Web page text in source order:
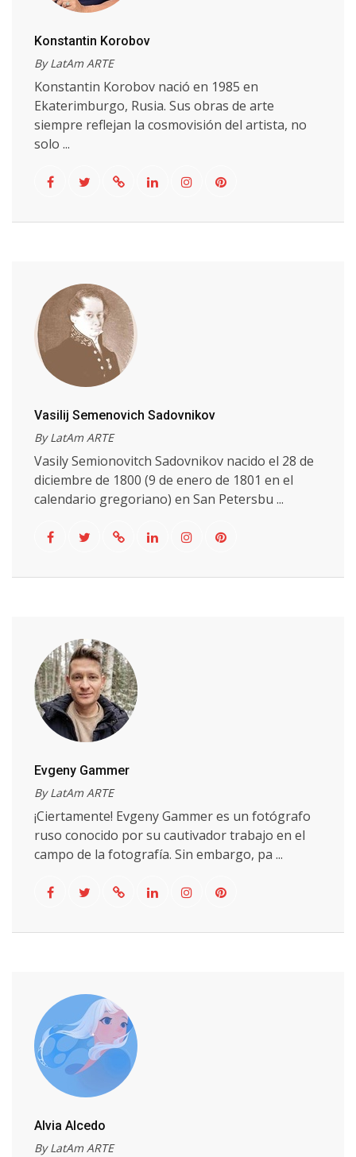
Konstantin Korobov
By LatAm ARTE
Konstantin Korobov nació en 1985 en
Ekaterimburgo, Rusia. Sus obras de arte
siempre reflejan la cosmovisión del artista, no
solo ...
Vasilij Semenovich Sadovnikov
By LatAm ARTE
Vasily Semionovitch Sadovnikov nacido el 28 de
diciembre de 1800 (9 de enero de 1801 en el
calendario gregoriano) en San Petersbu ...
Evgeny Gammer
By LatAm ARTE
¡Ciertamente! Evgeny Gammer es un fotógrafo
ruso conocido por su cautivador trabajo en el
campo de la fotografía. Sin embargo, pa ...
Alvia Alcedo
By LatAm ARTE